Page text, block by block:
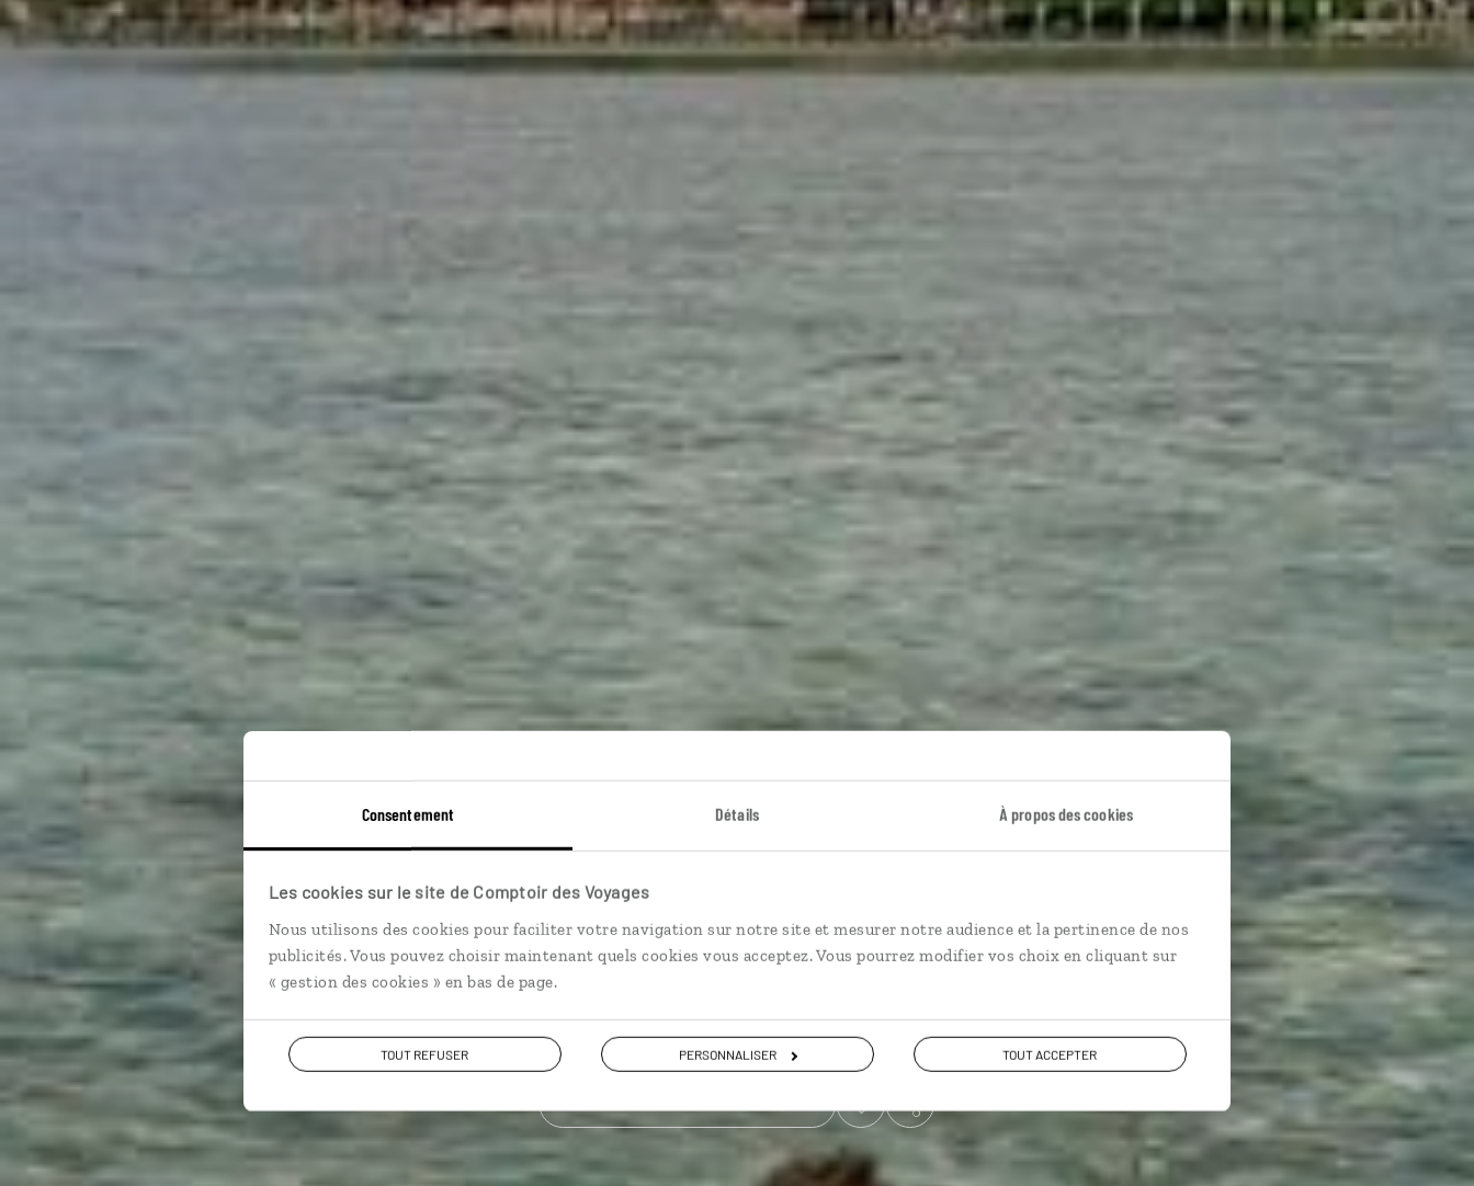
Consentement Détails À propos des cookies
Les cookies sur le site de Comptoir des Voyages
Nous utilisons des cookies pour faciliter votre navigation sur notre site et mesurer notre audience et la pertinence de nos
publicités. Vous pouvez choisir maintenant quels cookies vous acceptez. Vous pourrez modifier vos choix en cliquant sur
« gestion des cookies » en bas de page.
TOUT REFUSER PERSONNALISER TOUT ACCEPTER
Happy family en Malaisie
Circuit famille en Malaisie : villes, verdure et plages idylliques.
En famille
Voir les 20 avis sur les voyages en Malaisie